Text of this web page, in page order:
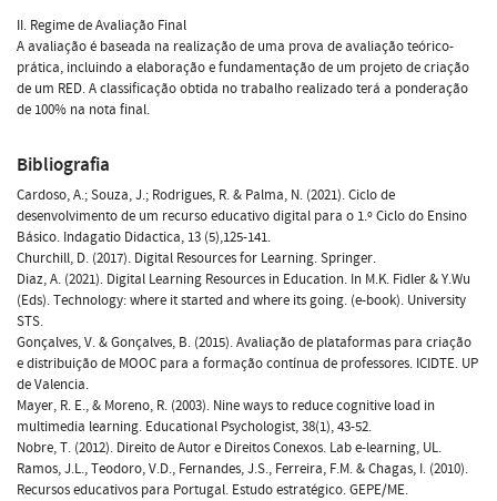
II. Regime de Avaliação Final
A avaliação é baseada na realização de uma prova de avaliação teórico-
prática, incluindo a elaboração e fundamentação de um projeto de criação
de um RED. A classificação obtida no trabalho realizado terá a ponderação
de 100% na nota final.
Bibliografia
Cardoso, A.; Souza, J.; Rodrigues, R. & Palma, N. (2021). Ciclo de
desenvolvimento de um recurso educativo digital para o 1.º Ciclo do Ensino
Básico. Indagatio Didactica, 13 (5),125-141.
Churchill, D. (2017). Digital Resources for Learning. Springer.
Diaz, A. (2021). Digital Learning Resources in Education. In M.K. Fidler & Y.Wu
(Eds). Technology: where it started and where its going. (e-book). University
STS.
Gonçalves, V. & Gonçalves, B. (2015). Avaliação de plataformas para criação
e distribuição de MOOC para a formação contínua de professores. ICIDTE. UP
de Valencia.
Mayer, R. E., & Moreno, R. (2003). Nine ways to reduce cognitive load in
multimedia learning. Educational Psychologist, 38(1), 43-52.
Nobre, T. (2012). Direito de Autor e Direitos Conexos. Lab e-learning, UL.
Ramos, J.L., Teodoro, V.D., Fernandes, J.S., Ferreira, F.M. & Chagas, I. (2010).
Recursos educativos para Portugal. Estudo estratégico. GEPE/ME.